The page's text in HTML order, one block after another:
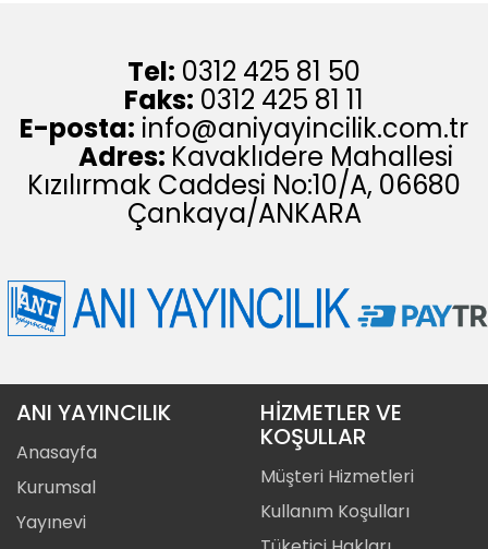
Tel: 0312 425 81 50
Faks: 0312 425 81 11
E-posta: info@aniyayincilik.com.tr
Adres: Kavaklıdere Mahallesi
Kızılırmak Caddesi No:10/A, 06680
Çankaya/ANKARA
ANI YAYINCILIK
Anasayfa
Kurumsal
Yayınevi
HİZMETLER VE
KOŞULLAR
Müşteri Hizmetleri
Kullanım Koşulları